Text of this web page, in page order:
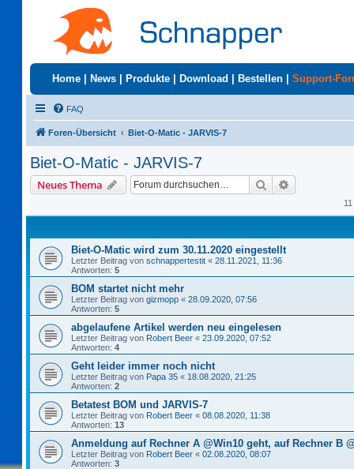
Home News Produkte Download Bestellen Support-
FAQ
Foren-Übersicht Biet-O-Matic - JARVIS-7
Biet-O-Matic - JARVIS-7
Neues Thema Suche
Biet-O-Matic wird zum 30.11.2020 eingestellt
Letzter Beitrag von schnappertestit « 28.11.2021, 11:36
Antworten: 5
BOM startet nicht mehr
Letzter Beitrag von gizmopp « 28.09.2020, 07:56
Antworten: 5
abgelaufene Artikel werden neu eingelesen
Letzter Beitrag von Robert Beer « 23.09.2020, 07:52
Antworten: 4
Geht leider immer noch nicht
Letzter Beitrag von Papa 35 « 18.08.2020, 21:25
Antworten: 2
Betatest BOM und JARVIS-7
Letzter Beitrag von Robert Beer « 08.08.2020, 11:38
Antworten: 13
Anmeldung auf Rechner A @Win10 geht, auf Rechner B
Letzter Beitrag von Robert Beer « 02.08.2020, 08:07
Antworten: 3